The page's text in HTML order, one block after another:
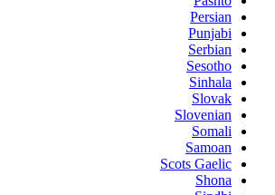
Persian
Punjabi
Serbian
Sesotho
Sinhala
Slovak
Slovenian
Somali
Samoan
Scots Gaelic
Shona